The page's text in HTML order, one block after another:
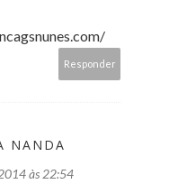
Responder
NANDA
às 22:54